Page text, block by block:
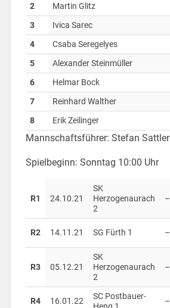
2
Martin Glitz
3
Ivica Sarec
4
Csaba Seregelyes
5
Alexander Steinmüller
6
Helmar Bock
7
Reinhard Walther
8
Erik Zeilinger
Mannschaftsführer: Stefan Sattler
Spielbeginn: Sonntag 10:00 Uhr
R1 24.10.21
SK
Herzogenaurach
2
–
R2 14.11.21 SG Fürth 1 –
R3 05.12.21
SK
Herzogenaurach
2
–
R4 16.01.22
SC Postbauer-
–